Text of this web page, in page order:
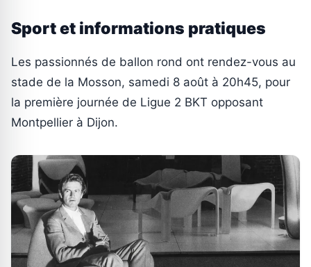
Sport et informations pratiques
Les passionnés de ballon rond ont rendez-vous au
stade de la Mosson, samedi 8 août à 20h45, pour
la première journée de Ligue 2 BKT opposant
Montpellier à Dijon.